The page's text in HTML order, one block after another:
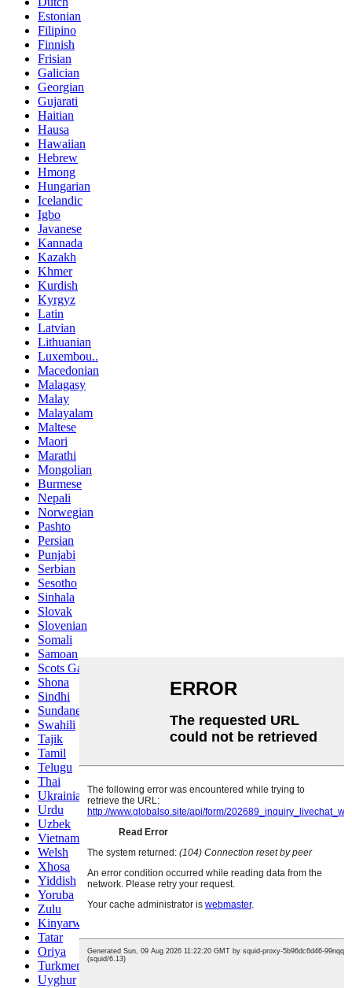
Estonian
Filipino
Finnish
Frisian
Galician
Georgian
Gujarati
Haitian
Hausa
Hawaiian
Hebrew
Hmong
Hungarian
Icelandic
Igbo
Javanese
Kannada
Kazakh
Khmer
Kurdish
Kyrgyz
Latin
Latvian
Lithuanian
Luxembou..
Macedonian
Malagasy
Malay
Malayalam
Maltese
Maori
Marathi
Mongolian
Burmese
Nepali
Norwegian
Pashto
Persian
Punjabi
Serbian
Sesotho
Sinhala
Slovak
Slovenian
Somali
Samoan
Scots Gaelic
Shona
Sindhi
Sundanese
Swahili
Tajik
Tamil
Telugu
Thai
Ukrainian
Urdu
Uzbek
Vietnamese
Welsh
Xhosa
Yiddish
Yoruba
Zulu
Kinyarwanda
Tatar
Oriya
Turkmen
Uyghur